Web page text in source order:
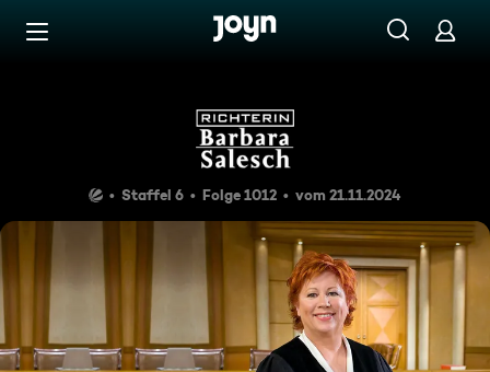
Zum Inhalt springen
Verschwunden
Staffel 6 Folge 1012 vom 21.11.2024